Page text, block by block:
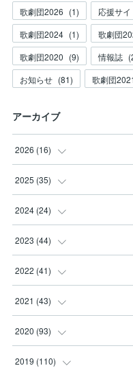
歌劇団2026 (1) 応援サイ
歌劇団2024 (1) 歌劇団
歌劇団2020 (9) 情報誌 (
お知らせ (81) 歌劇団
アーカイブ
2026 (16)
(3
(2
(2
(3
2025 (35)
(3
(2
(8
(8
2024 (24)
(3
(3
(2
(3
2023 (44)
(3
(3
(6
(5)
2022 (41)
(1
(2
(4)
2021 (43)
(5
(3)
2020 (93)
(4)
2019 (110)